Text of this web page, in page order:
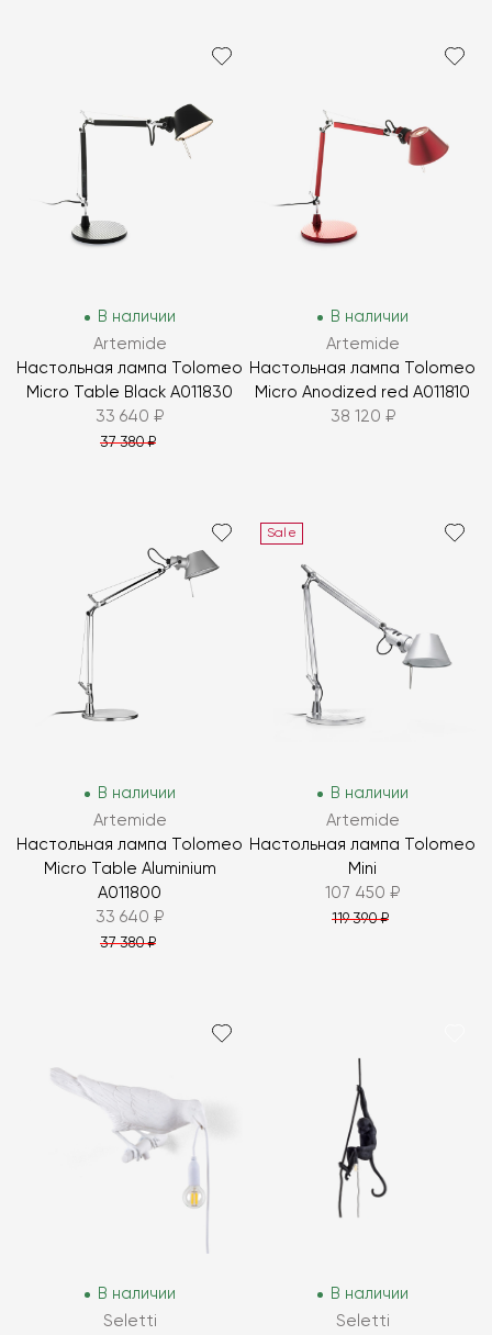
В наличии
Artemide
Настольная лампа Tolomeo
Micro Table Black A011830
33 640 ₽
37 380 ₽
В наличии
Artemide
Настольная лампа Tolomeo
Micro Anodized red A011810
38 120 ₽
В наличии
Artemide
Настольная лампа Tolomeo
Micro Table Aluminium
A011800
33 640 ₽
37 380 ₽
Sale
В наличии
Artemide
Настольная лампа Tolomeo
Mini
107 450 ₽
119 390 ₽
В наличии
Seletti
В наличии
Seletti